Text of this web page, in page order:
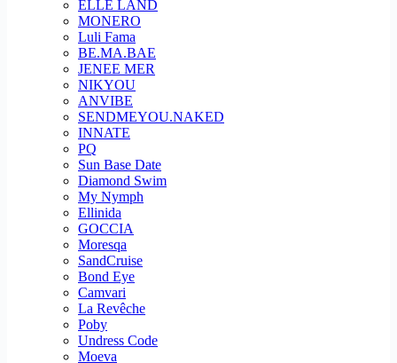
ELLE LAND
MONERO
Luli Fama
BE.MA.BAE
JENEE MER
NIKYOU
ANVIBE
SENDMEYOU.NAKED
INNATE
PQ
Sun Base Date
Diamond Swim
My Nymph
Ellinida
GOCCIA
Moresqa
SandCruise
Bond Eye
Camvari
La Revêche
Poby
Undress Code
Moeva